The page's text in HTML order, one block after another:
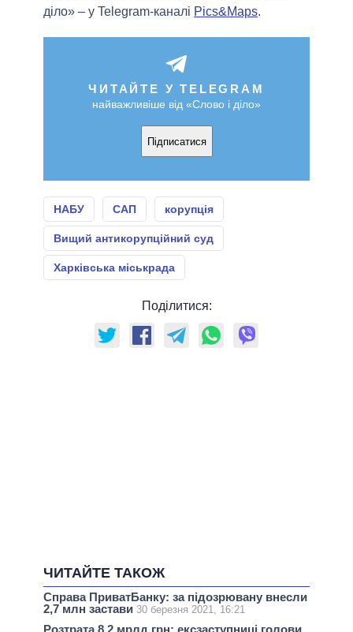
діло» – у Telegram-каналі Pics&Maps.
ЧИТАЙТЕ У TELEGRAM
найважливіше від «Слово і діло»
Підписатися
НАБУ САП корупція
Вищий антикорупційний суд
Харківська міськрада
Поділитися:
ЧИТАЙТЕ ТАКОЖ
Справа ПриватБанку: за підозрювану внесли
2,7 млн застави 30 березня 2021, 16:21